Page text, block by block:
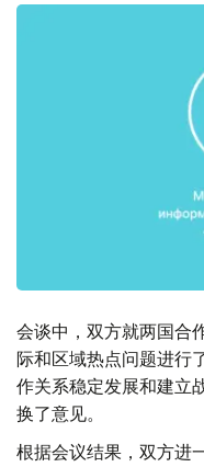
会谈中，双方就两国合
际和区域热点问题进行
作关系稳定发展和建立
换了意见。
根据会议结果，双方进